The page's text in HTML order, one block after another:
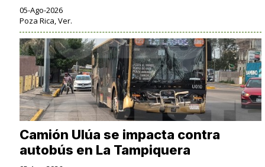
05-Ago-2026
Poza Rica, Ver.
Camión Ulúa se impacta contra
autobús en La Tampiquera